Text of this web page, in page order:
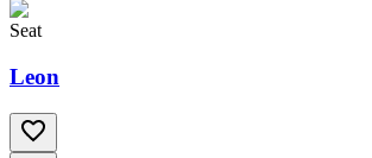
Seat
Leon